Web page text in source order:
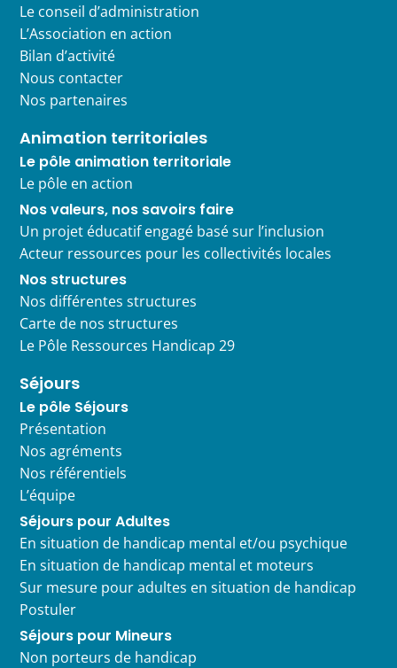
Le conseil d’administration
L’Association en action
Bilan d’activité
Nous contacter
Nos partenaires
Animation territoriales
Le pôle animation territoriale
Le pôle en action
Nos valeurs, nos savoirs faire
Un projet éducatif engagé basé sur l’inclusion
Acteur ressources pour les collectivités locales
Nos structures
Nos différentes structures
Carte de nos structures
Le Pôle Ressources Handicap 29
Séjours
Le pôle Séjours
Présentation
Nos agréments
Nos référentiels
L’équipe
Séjours pour Adultes
En situation de handicap mental et/ou psychique
En situation de handicap mental et moteurs
Sur mesure pour adultes en situation de handicap
Postuler
Séjours pour Mineurs
Non porteurs de handicap